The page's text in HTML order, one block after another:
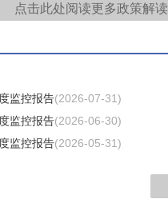
点击此处阅读更多政策解读
监控报告(2026-07-31)
监控报告(2026-06-30)
监控报告(2026-05-31)